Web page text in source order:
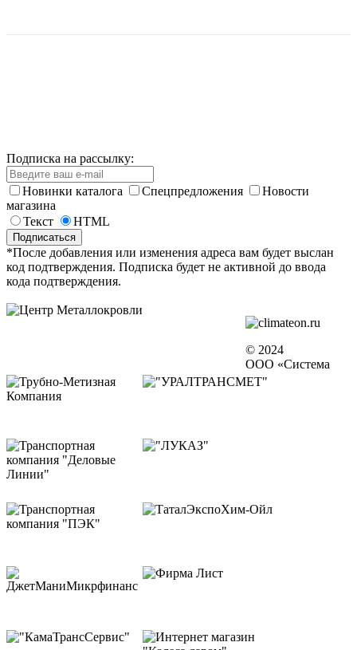
Подписка на рассылку:
Новинки каталога Спецпредложения
Новости
магазина
Текст
HTML
*После добавления или изменения адреса вам будет выслан
код подтверждения. Подписка будет не активной до ввода
кода подтверждения.
© 2024
ООО «Система